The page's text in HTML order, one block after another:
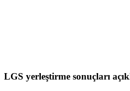
LGS yerleştirme sonuçları